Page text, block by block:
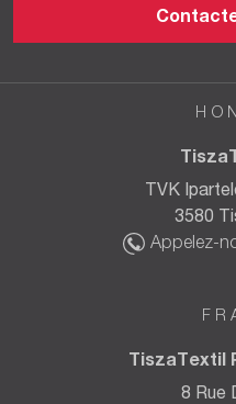
TVK
3580
Appelez-
TiszaTextil
8 Rue